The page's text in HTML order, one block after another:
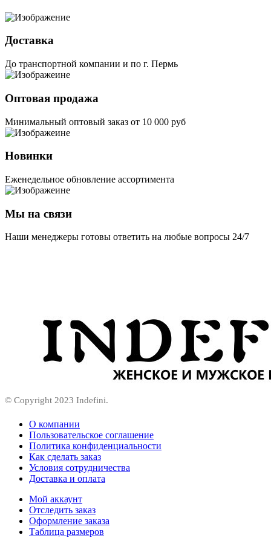
Доставка
До транспортной компании и по г. Пермь
Оптовая продажа
Минимальный оптовый заказ от 10 000 руб
Новинки
Еженедельное обновление ассортимента
Мы на связи
Наши менеджеры готовы ответить на любые вопросы 24/7
© Copyright 2023 Indefini.
О компании
Пользовательское соглашение
Политика конфиденциальности
Как сделать заказ
Условия сотрудничества
Доставка и оплата
Мой аккаунт
Отследить заказ
Оформление заказа
Таблица размеров